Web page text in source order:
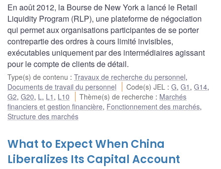
En août 2012, la Bourse de New York a lancé le Retail
Liquidity Program (RLP), une plateforme de négociation
qui permet aux organisations participantes de se porter
contrepartie des ordres à cours limité invisibles,
exécutables uniquement par des intermédiaires agissant
pour le compte de clients de détail.
Type(s) de contenu : Travaux de recherche du personnel,
Documents de travail du personnel
Code(s) JEL :G,G1 ,G14,
G2, G20, L, L1 , L10 Thème(s) de recherche : Marchés
financiers et gestion financière, Fonctionnement des marchés,
Structure des marchés
What to Expect When China
Liberalizes Its Capital Account